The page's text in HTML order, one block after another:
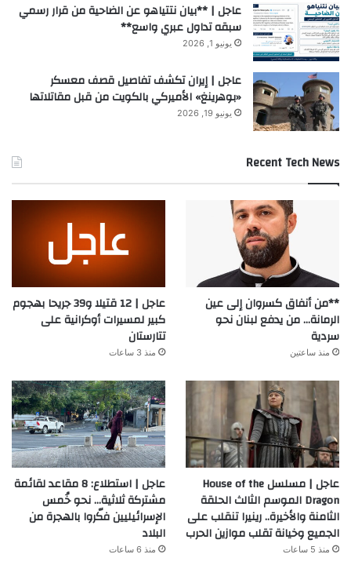
عاجل | **بيان نتتياهو عن الضاحية من قرار رسمي
سبقه تداول عبري واسع**
يونيو 1, 2026
عاجل | إيران تكشف تفاصيل قصف معسكر
«بوهرينغ» الأميركي بالكويت من قبل مقاتلاتها
يونيو 19, 2026
Recent Tech News
**من أنفاق كسروان إلى عين
الرمانة… من يدفع لبنان نحو
سردية
منذ ساعتين
عاجل | 12 قتيلا و39 جريحا بهجوم
كبير لمسيرات أوكرانية على
تتارستان
منذ 3 ساعات
عاجل | مسلسل House of the
Dragon الموسم الثالث الحلقة
الثامنة والأخيرة.. رينيرا تنقلب على
الجميع وخيانة تقلب موازين الحرب
منذ 5 ساعات
عاجل | استطلاع: 8 مقاعد لقائمة
مشتركة ثلاثية… نحو خُمس
الإسرائيليين فكّروا بالهجرة من
البلاد
منذ 6 ساعات